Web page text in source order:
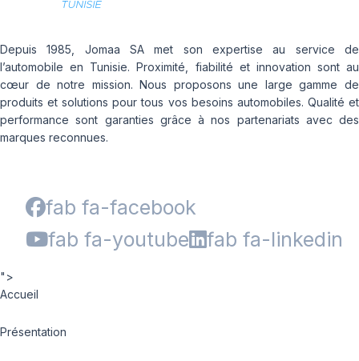
Depuis 1985, Jomaa SA met son expertise au service de
l’automobile en Tunisie. Proximité, fiabilité et innovation sont au
cœur de notre mission. Nous proposons une large gamme de
produits et solutions pour tous vos besoins automobiles. Qualité et
performance sont garanties grâce à nos partenariats avec des
marques reconnues.
fab fa-facebook
fab fa-youtube
fab fa-linkedin
">
Accueil
Présentation